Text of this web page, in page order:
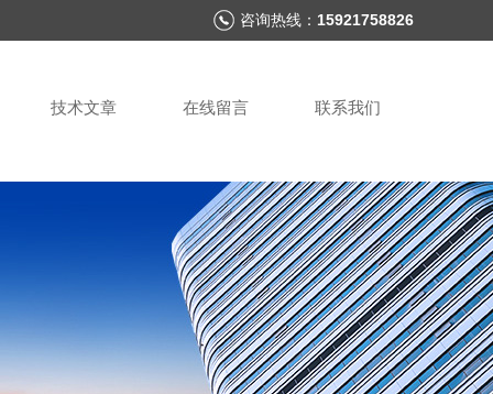
咨询热线： 15921758826
技术文章 在线留言 联系我们